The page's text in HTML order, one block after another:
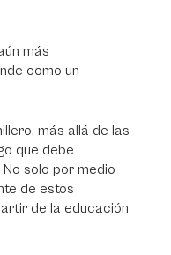
más
como un
más allá de las
que debe
solo por medio
de estos
de la educación